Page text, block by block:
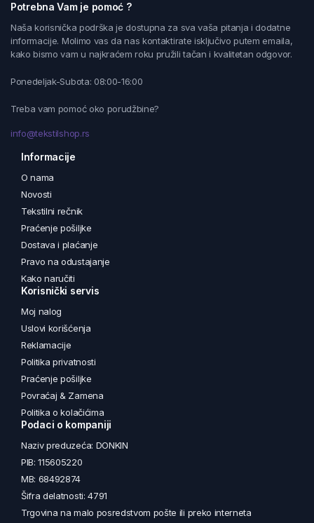
Potrebna Vam je pomoć ?
Naša korisnička podrška je dostupna za sva vaša pitanja i dodatne
informacije. Molimo vas da nas kontaktirate isključivo putem emaila,
kako bismo vam u najkraćem roku pružili tačan i kvalitetan odgovor.
Ponedeljak-Subota: 08:00-16:00
Treba vam pomoć oko porudžbine?
info@tekstilshop.rs
Informacije
O nama
Novosti
Tekstilni rečnik
Praćenje pošiljke
Dostava i plaćanje
Pravo na odustajanje
Kako naručiti
Korisnički servis
Moj nalog
Uslovi korišćenja
Reklamacije
Politika privatnosti
Praćenje pošiljke
Povraćaj & Zamena
Politika o kolačićima
Podaci o kompaniji
Naziv preduzeća: DONKIN
PIB: 115605220
MB: 68492874
Šifra delatnosti: 4791
Trgovina na malo posredstvom pošte ili preko interneta